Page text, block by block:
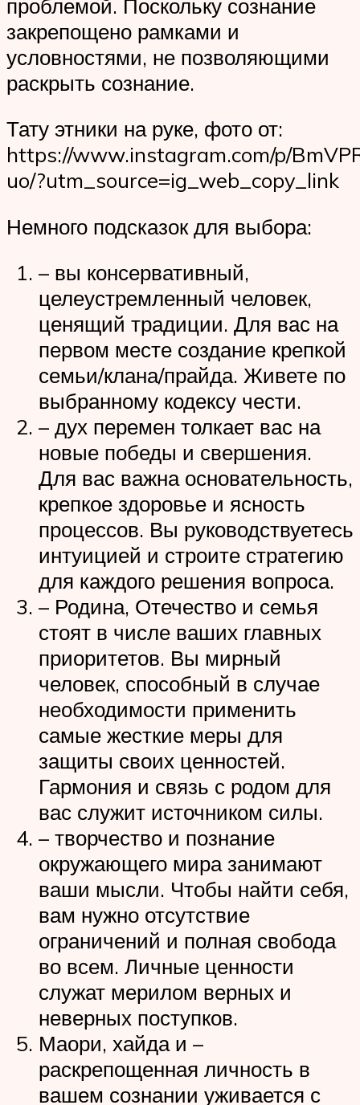
проблемой. Поскольку сознание
закрепощено рамками и
условностями, не позволяющими
раскрыть сознание.
Тату этники на руке, фото от:
https://www.instagram.com/p/
uo/?utm_source=ig_web_copy_link
Немного подсказок для выбора:
– вы консервативный,
целеустремленный человек,
ценящий традиции. Для вас на
первом месте создание крепкой
семьи/клана/прайда. Живете по
выбранному кодексу чести.
– дух перемен толкает вас на
новые победы и свершения.
Для вас важна основательность,
крепкое здоровье и ясность
процессов. Вы руководствуетесь
интуицией и строите стратегию
для каждого решения вопроса.
– Родина, Отечество и семья
стоят в числе ваших главных
приоритетов. Вы мирный
человек, способный в случае
необходимости применить
самые жесткие меры для
защиты своих ценностей.
Гармония и связь с родом для
вас служит источником силы.
– творчество и познание
окружающего мира занимают
ваши мысли. Чтобы найти себя,
вам нужно отсутствие
ограничений и полная свобода
во всем. Личные ценности
служат мерилом верных и
неверных поступков.
Маори, хайда и –
раскрепощенная личность в
вашем сознании уживается с